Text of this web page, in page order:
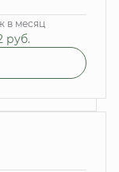
в месяц
руб.